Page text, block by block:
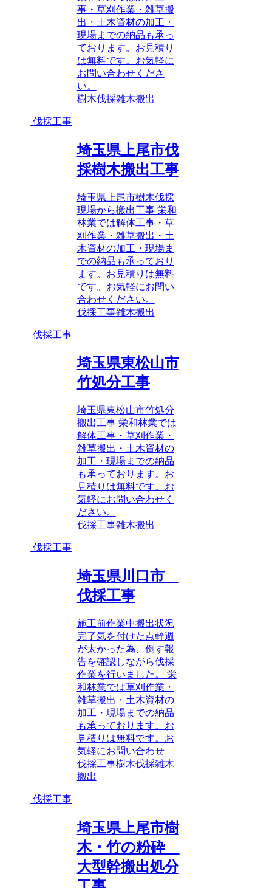
事・草刈作業・雑草搬
出・土木資材の加工・
現場までの納品も承っ
ております。お見積り
は無料です。お気軽に
お問い合わせくださ
い。
樹木伐採雑木搬出
伐採工事
埼玉県上尾市伐
採樹木搬出工事
埼玉県上尾市樹木伐採
現場から搬出工事 栄和
林業では解体工事・草
刈作業・雑草搬出・土
木資材の加工・現場ま
での納品も承っており
ます。お見積りは無料
です。お気軽にお問い
合わせください。
伐採工事雑木搬出
伐採工事
埼玉県東松山市
竹処分工事
埼玉県東松山市竹処分
搬出工事 栄和林業では
解体工事・草刈作業・
雑草搬出・土木資材の
加工・現場までの納品
も承っております。お
見積りは無料です。お
気軽にお問い合わせく
ださい。
伐採工事雑木搬出
伐採工事
埼玉県川口市
伐採工事
施工前作業中搬出状況
完了気を付けた点幹週
が太かった為、倒す報
告を確認しながら伐採
作業を行いました。 栄
和林業では草刈作業・
雑草搬出・土木資材の
加工・現場までの納品
も承っております。お
見積りは無料です。お
気軽にお問い合わせ
伐採工事樹木伐採雑木
搬出
伐採工事
埼玉県上尾市樹
木・竹の粉砕
大型幹搬出処分